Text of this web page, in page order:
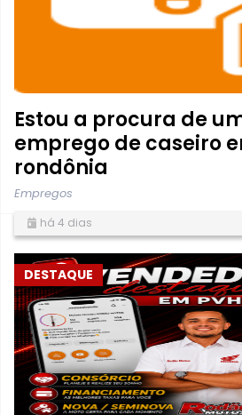
Estou a procura de
emprego de caseiro
rondônia
Empregos
há 4 dias
DESTAQUE